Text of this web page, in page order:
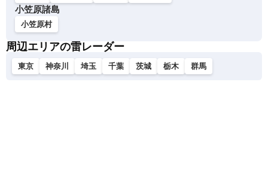
小笠原諸島
小笠原村
周辺エリアの雷レーダー
東京 神奈川 埼玉 千葉 茨城 栃木 群馬